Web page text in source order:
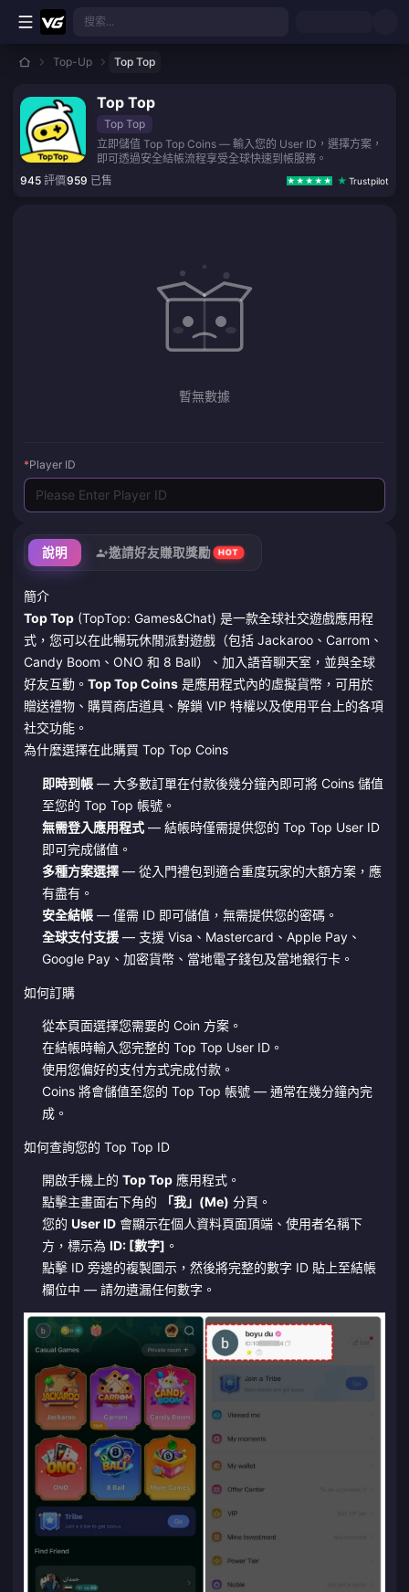
跳至主要內容
搜索...
Top-Up Top Top
Top Top
Top Top
立即儲值 Top Top Coins — 輸入您的 User ID，選擇方案，
即可透過安全結帳流程享受全球快速到帳服務。
945 評價959 已售 Trustpilot
說明 邀請好友賺取獎勵 HOT
簡介
Top Top (TopTop: Games&Chat) 是一款全球社交遊戲應用程
式，您可以在此暢玩休閒派對遊戲（包括 Jackaroo、Carrom、
Candy Boom、ONO 和 8 Ball）、加入語音聊天室，並與全球
好友互動。 Top Top Coins 是應用程式內的虛擬貨幣，可用於
贈送禮物、購買商店道具、解鎖 VIP 特權以及使用平台上的各項
社交功能。
為什麼選擇在此購買 Top Top Coins
即時到帳— 大多數訂單在付款後幾分鐘內即可將 Coins 儲值
至您的 Top Top 帳號。
無需登入應用程式— 結帳時僅需提供您的 Top Top User ID
即可完成儲值。
多種方案選擇— 從入門禮包到適合重度玩家的大額方案，應
有盡有。
安全結帳— 僅需 ID 即可儲值，無需提供您的密碼。
全球支付支援— 支援 Visa、Mastercard、Apple Pay、
Google Pay、加密貨幣、當地電子錢包及當地銀行卡。
如何訂購
從本頁面選擇您需要的 Coin 方案。
在結帳時輸入您完整的 Top Top User ID。
使用您偏好的支付方式完成付款。
Coins 將會儲值至您的 Top Top 帳號 — 通常在幾分鐘內完
成。
如何查詢您的 Top Top ID
開啟手機上的 Top Top應用程式。
點擊主畫面右下角的
「我」(Me) 分頁。
您的 User ID會顯示在個人資料頁面頂端、使用者名稱下
方，標示為 ID: [數字] 。
點擊 ID 旁邊的複製圖示，然後將完整的數字 ID 貼上至結帳
欄位中 — 請勿遺漏任何數字。
暫無數據
*Player ID